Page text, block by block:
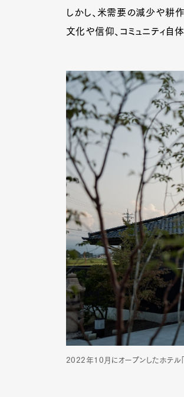
しかし、米需要の減少や耕
文化や信仰、コミュニティ自
2022年10月にオープンしたホテ